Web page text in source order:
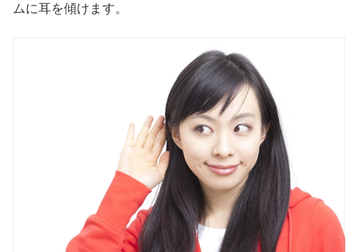
ムに耳を傾けます。